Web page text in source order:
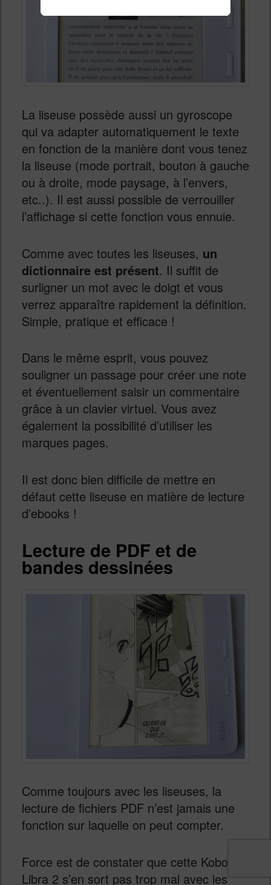
La liseuse possède aussi un gyroscope
qui va adapter automatiquement le texte
en fonction de la manière dont vous tenez
la liseuse (mode portrait, bouton à gauche
ou à droite, mode paysage, à l’envers,
etc..). Il est aussi possible de verrouiller
l’affichage si cette fonction vous ennuie.
Comme avec toutes les liseuses, un
dictionnaire est présent. Il suffit de
surligner un mot avec le doigt et vous
verrez apparaître rapidement la définition.
Simple, pratique et efficace !
Dans le même esprit, vous pouvez
souligner un passage pour créer une note
et éventuellement saisir un commentaire
grâce à un clavier virtuel. Vous avez
également la possibilité d’utiliser les
marques pages.
Il est donc bien difficile de mettre en
défaut cette liseuse en matière de lecture
d’ebooks !
Lecture de PDF et de
bandes dessinées
Comme toujours avec les liseuses, la
lecture de fichiers PDF n’est jamais une
fonction sur laquelle on peut compter.
Force est de constater que cette Kobo
Libra 2 s’en sort pas trop mal avec les